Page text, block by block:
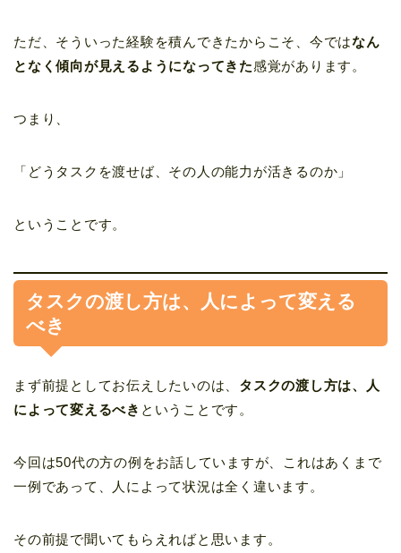
ただ、そういった経験を積んできたからこそ、今ではなん
となく傾向が見えるようになってきた感覚があります。
つまり、
「どうタスクを渡せば、その人の能力が活きるのか」
ということです。
タスクの渡し方は、人によって変える
べき
まず前提としてお伝えしたいのは、 タスクの渡し方は、人
によって変えるべき ということです。
今回は50代の方の例をお話していますが、これはあくまで
一例であって、人によって状況は全く違います。
その前提で聞いてもらえればと思います。